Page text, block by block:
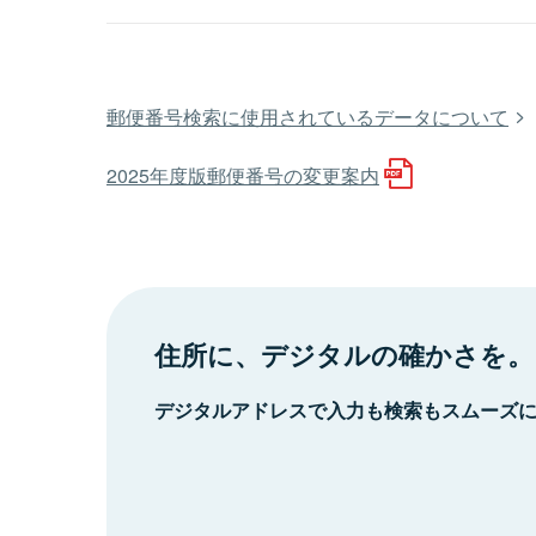
郵便番号検索に使用されているデータについて
2025年度版郵便番号の変更案内
住所に、デジタルの確かさを。
デジタルアドレスで入力も検索もスムーズ